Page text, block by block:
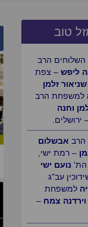
טוב
משה
– נחלת
הולדת
הרב
ליפש– צפת
שניאור זלמן
למשפחת הרב
וחנה
ירושלים.
הרבאבשלום
הת'נועם ישי